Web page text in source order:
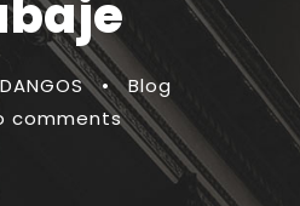
•
Blog
comments